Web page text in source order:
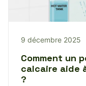
9 décembre 2025
Comment un
calcaire aide
?